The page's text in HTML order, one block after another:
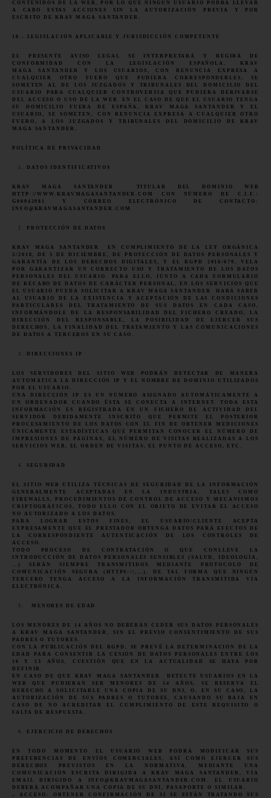
CONTENIDOS DE LA WEB, POR LO QUE NINGÚN USUARIO PODRÁ LLEVAR
A CABO ESTAS ACCIONES SIN LA AUTORIZACIÓN PREVIA Y POR
ESCRITO DE KRAV MAGA SANTANDER.
10.- LEGISLACIÓN APLICABLE Y JURISDICCIÓN COMPETENTE
EL PRESENTE AVISO LEGAL SE INTERPRETARÁ Y REGIRÁ DE
CONFORMIDAD CON LA LEGISLACIÓN ESPAÑOLA. KRAV
MAGA SANTANDER Y LOS USUARIOS, CON RENUNCIA EXPRESA A
CUALQUIER OTRO FUERO QUE PUDIERA CORRESPONDERLES, SE
SOMETEN AL DE LOS JUZGADOS Y TRIBUNALES DEL DOMICILIO DEL
USUARIO PARA CUALQUIER CONTROVERSIA QUE PUDIERA DERIVARSE
DEL ACCESO O USO DE LA WEB. EN EL CASO DE QUE EL USUARIO TENGA
SU DOMICILIO FUERA DE ESPAÑA, KRAV MAGA SANTANDER Y EL
USUARIO, SE SOMETEN, CON RENUNCIA EXPRESA A CUALQUIER OTRO
FUERO, A LOS JUZGADOS Y TRIBUNALES DEL DOMICILIO DE KRAV
MAGA SANTANDER.
POLÍTICA DE PRIVACIDAD
DATOS IDENTIFICATIVOS
KRAV MAGA SANTANDER
TITULAR DEL DOMINIO WEB
HTTP://WWW.KRAVMAGASANTANDER .COM
CON NÚMERO DE C.I.F.:
G06942981 Y CORREO ELECTRÓNICO DE CONTACTO:
INFO@KRAVMAGA SANTANDER .COM
PROTECCIÓN DE DATOS
KRAV MAGASANTANDER
EN CUMPLIMIENTO DE LA LEY ORGÁNICA
3/2018, DE 5 DE DICIEMBRE, DE PROTECCIÓN DE DATOS PERSONALES Y
GARANTÍA DE LOS DERECHOS DIGITALES, Y EL RGPD 2016/679, VELA
POR GARANTIZAR UN CORRECTO USO Y TRATAMIENTO DE LOS DATOS
PERSONALES DEL USUARIO. PARA ELLO, JUNTO A CADA FORMULARIO
DE RECABO DE DATOS DE CARÁCTER PERSONAL, EN LOS SERVICIOS QUE
EL USUARIO PUEDA SOLICITAR A KRAV MAGASANTANDER
HARÁ SABER
AL USUARIO DE LA EXISTENCIA Y ACEPTACIÓN DE LAS CONDICIONES
PARTICULARES DEL TRATAMIENTO DE SUS DATOS EN CADA CASO,
INFORMÁNDOLE DE LA RESPONSABILIDAD DEL FICHERO CREADO, LA
DIRECCIÓN DEL RESPONSABLE, LA POSIBILIDAD DE EJERCER SUS
DERECHOS, LA FINALIDAD DEL TRATAMIENTO Y LAS COMUNICACIONES
DE DATOS A TERCEROS EN SU CASO.
DIRECCIONES IP
LOS SERVIDORES DEL SITIO WEB PODRÁN DETECTAR DE MANERA
AUTOMÁTICA LA DIRECCIÓN IP Y EL NOMBRE DE DOMINIO UTILIZADOS
POR EL USUARIO.
UNA DIRECCIÓN IP ES UN NÚMERO ASIGNADO AUTOMÁTICAMENTE A
UN ORDENADOR CUANDO ÉSTA SE CONECTA A INTERNET. TODA ESTA
INFORMACIÓN ES REGISTRADA EN UN FICHERO DE ACTIVIDAD DEL
SERVIDOR DEBIDAMENTE INSCRITO QUE PERMITE EL POSTERIOR
PROCESAMIENTO DE LOS DATOS CON EL FIN DE OBTENER MEDICIONES
ÚNICAMENTE ESTADÍSTICAS QUE PERMITAN CONOCER EL NÚMERO DE
IMPRESIONES DE PÁGINAS, EL NÚMERO DE VISITAS REALIZADAS A LOS
SERVICIOS WEB, EL ORDEN DE VISITAS, EL PUNTO DE ACCESO, ETC.
SEGURIDAD
EL SITIO WEB UTILIZA TÉCNICAS DE SEGURIDAD DE LA INFORMACIÓN
GENERALMENTE ACEPTADAS EN LA INDUSTRIA, TALES COMO
FIREWALLS, PROCEDIMIENTOS DE CONTROL DE ACCESO Y MECANISMOS
CRIPTOGRÁFICOS, TODO ELLO CON EL OBJETO DE EVITAR EL ACCESO
NO AUTORIZADO A LOS DATOS.
PARA LOGRAR ESTOS FINES, EL USUARIO/CLIENTE ACEPTA
EXPRESAMENTE QUE EL PRESTADOR OBTENGA DATOS PARA EFECTOS DE
LA CORRESPONDIENTE AUTENTICACIÓN DE LOS CONTROLES DE
ACCESO.
TODO PROCESO DE CONTRATACIÓN O QUE CONLLEVE LA
INTRODUCCIÓN DE DATOS PERSONALES SENSIBLES (SALUD, IDEOLOGÍA,
…) SERÁN SIEMPRE TRANSMITIDOS MEDIANTE PROTOCOLO DE
COMUNICACIÓN SEGURA (HTTPS://,…), DE TAL FORMA QUE NINGÚN
TERCERO TENGA ACCESO A LA INFORMACIÓN TRANSMITIDA VÍA
ELECTRÓNICA.
MENORES DE EDAD
LOS MENORES DE 14 AÑOS NO DEBERÁN CEDER SUS DATOS PERSONALES
A KRAV MAGA SANTANDER, SIN EL PREVIO CONSENTIMIENTO DE SUS
PADRES O TUTORES.
CON LA PUBLICACIÓN DEL RGPD, SE PREVÉ LA DETERMINACIÓN DE LA
EDAD PARA CONSENTIR LA CESIÓN DE DATOS PERSONALES ENTRE LOS
16 Y 13 AÑOS, CUESTIÓN QUE EN LA ACTUALIDAD SE HAYA POR
DEFINIR.
EN CASO DE QUE KRAV MAGA SANTANDER
DETECTE USUARIOS EN LA
WEB QUE PUDIERAN SER MENORES DE 14 AÑOS, SE RESERVA EL
DERECHO A SOLICITARLE UNA COPIA DE SU DNI, O, EN SU CASO, LA
AUTORIZACIÓN DE SUS PADRES O TUTORES, CAUSANDO SU BAJA EN
CASO DE NO ACREDITAR EL CUMPLIMIENTO DE ESTE REQUISITO O
FALTA DE RESPUESTA.
EJERCICIO DE DERECHOS
EN TODO MOMENTO EL USUARIO WEB PODRÁ MODIFICAR SUS
PREFERENCIAS DE ENVÍOS COMERCIALES, ASÍ COMO EJERCER SUS
DERECHOS PREVISTOS EN LA NORMATIVA, MEDIANTE UNA
COMUNICACIÓN ESCRITA DIRIGIDA A KRAV MAGA SANTANDER, VÍA
EMAIL DIRIGIDO A
INFO@KRAVMAGASANTANDER .COM
. EL USUARIO
DEBERÁ ACOMPAÑAR UNA COPIA DE SU DNI, PASAPORTE O SIMILAR.
– ACCESO: OBTENER CONFIRMACIÓN DE SI SE ESTÁN TRATANDO SUS